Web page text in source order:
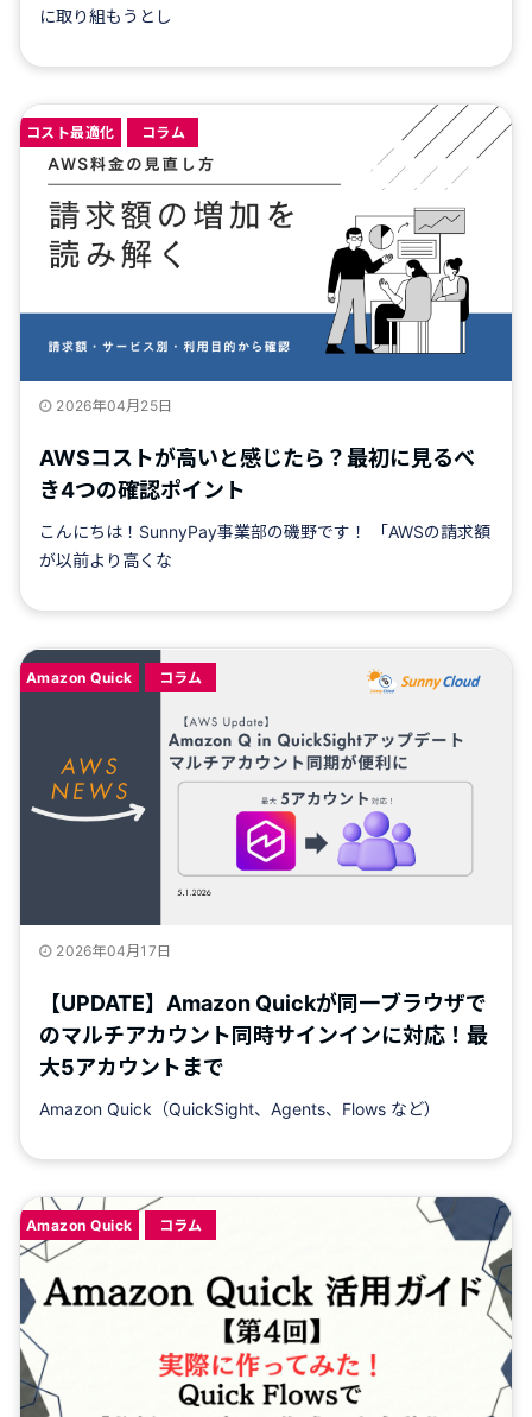
に取り組もうとし
コスト最適化 コラム
2026年04月25日
AWSコストが高いと感じたら？最初に見るべ
き4つの確認ポイント
こんにちは！SunnyPay事業部の磯野です！ 「AWSの請求額
が以前より高くな
Amazon Quick コラム
2026年04月17日
【UPDATE】Amazon Quickが同一ブラウザで
のマルチアカウント同時サインインに対応！最
大5アカウントまで
Amazon Quick（QuickSight、Agents、Flows など）
Amazon Quick コラム